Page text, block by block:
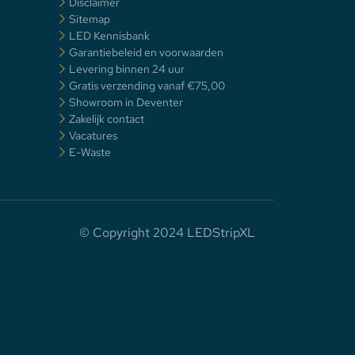
Sitemap
LED Kennisbank
Garantiebeleid en voorwaarden
Levering binnen 24 uur
Gratis verzending vanaf €75,00
Showroom in Deventer
Zakelijk contact
Vacatures
E-Waste
© Copyright 2024 LEDStripXL